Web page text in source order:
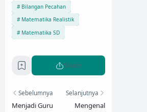
Bilangan Pecahan
Matematika Realistik
Matematika SD
Share
Sebelumnya
Menjadi Guru
Selanjutnya
Mengenal